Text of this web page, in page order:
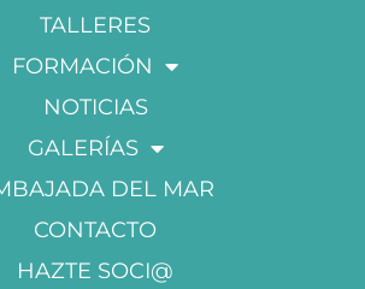
TALLERES
FORMACIÓN
NOTICIAS
GALERÍAS
DEL MAR
CONTACTO
HAZTE SOCI@